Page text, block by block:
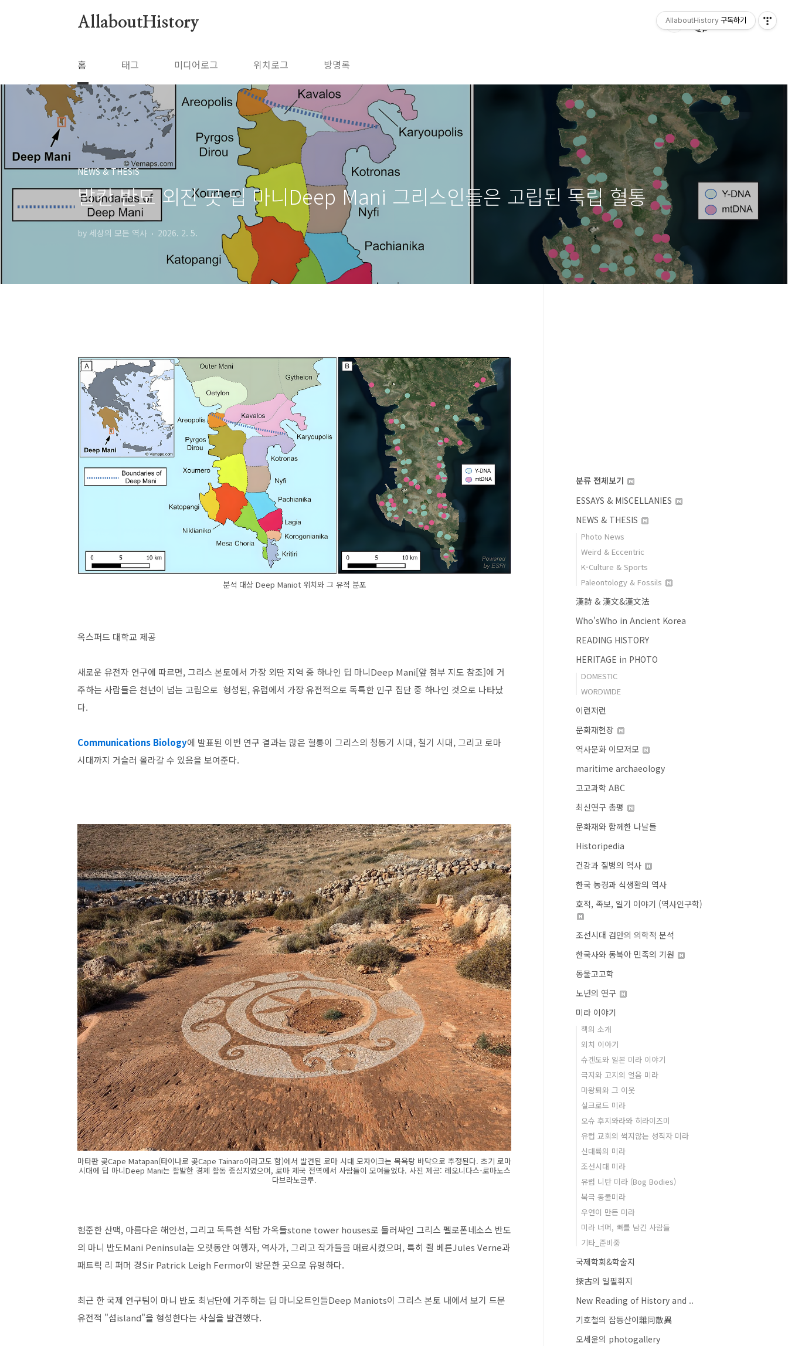
AllaboutHistory
홈 태그 미디어로그 위치로그 방명록
NEWS & THESIS
발칸 반도 외진 곳 딥 마니Deep Mani 그리스인들은 고립된 독립 혈통
by 세상의 모든 역사 2026. 2. 5.
분석 대상 Deep Maniot 위치와 그 유적 분포
옥스퍼드 대학교 제공
새로운 유전자 연구에 따르면, 그리스 본토에서 가장 외딴 지역 중 하나인 딥 마니Deep Mani[앞 첨부 지도 참조]에 거
주하는 사람들은 천년이 넘는 고립으로 형성된, 유럽에서 가장 유전적으로 독특한 인구 집단 중 하나인 것으로 나타났
다.
Communications Biology에 발표된 이번 연구 결과는 많은 혈통이 그리스의 청동기 시대, 철기 시대, 그리고 로마
시대까지 거슬러 올라갈 수 있음을 보여준다.
마타판 곶Cape Matapan(타이나로 곶Cape Tainaro이라고도 함)에서 발견된 로마 시대 모자이크는 목욕탕 바닥으로 추정된다. 초기 로마
시대에 딥 마니Deep Mani는 활발한 경제 활동 중심지였으며, 로마 제국 전역에서 사람들이 모여들었다. 사진 제공: 레오니다스-로마노스
다브라노글루.
험준한 산맥, 아름다운 해안선, 그리고 독특한 석탑 가옥들stone tower houses로 둘러싸인 그리스 펠로폰네소스 반도
의 마니 반도Mani Peninsula는 오랫동안 여행자, 역사가, 그리고 작가들을 매료시켰으며, 특히 쥘 베른Jules Verne과
패트릭 리 퍼머 경Sir Patrick Leigh Fermor이 방문한 곳으로 유명하다.
최근 한 국제 연구팀이 마니 반도 최남단에 거주하는 딥 마니오트인들Deep Maniots이 그리스 본토 내에서 보기 드문
유전적 "섬island"을 형성한다는 사실을 발견했다.
분류 전체보기
ESSAYS & MISCELLANIES
NEWS & THESIS
Photo News
Weird & Eccentric
K-Culture & Sports
Paleontology & Fossils
漢詩 & 漢文&漢文法
Who'sWho in Ancient Korea
READING HISTORY
HERITAGE in PHOTO
DOMESTIC
WORDWIDE
이런저런
문화재현장
역사문화 이모저모
maritime archaeology
고고과학 ABC
최신연구 총평
문화재와 함께한 나날들
Historipedia
건강과 질병의 역사
한국 농경과 식생활의 역사
호적, 족보, 일기 이야기 (역사인구학)
조선시대 검안의 의학적 분석
한국사와 동북아 민족의 기원
동물고고학
노년의 연구
미라 이야기
책의 소개
외치 이야기
슈겐도와 일본 미라 이야기
극지와 고지의 얼음 미라
마왕퇴와 그 이웃
실크로드 미라
오슈 후지와라와 히라이즈미
유럽 교회의 썩지않는 성직자 미라
신대륙의 미라
조선시대 미라
유럽 니탄 미라 (Bog Bodies)
북극 동물미라
우연이 만든 미라
미라 너머, 뼈를 남긴 사람들
기타_준비중
국제학회&학술지
探古의 일필휘지
New Reading of History and ..
기호철의 잡동산이雜同散異
오세윤의 photogallery
AllaboutHistory 구독하기